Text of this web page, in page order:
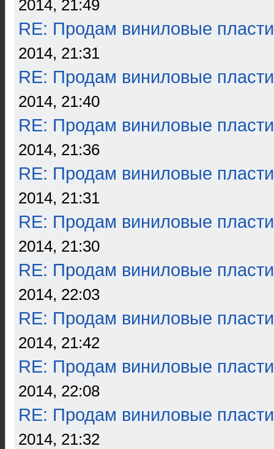
2014, 21:49
RE: Продам виниловые
2014, 21:31
RE: Продам виниловые
2014, 21:40
RE: Продам виниловые
2014, 21:36
RE: Продам виниловые
2014, 21:31
RE: Продам виниловые
2014, 21:30
RE: Продам виниловые
2014, 22:03
RE: Продам виниловые
2014, 21:42
RE: Продам виниловые
2014, 22:08
RE: Продам виниловые
2014, 21:32